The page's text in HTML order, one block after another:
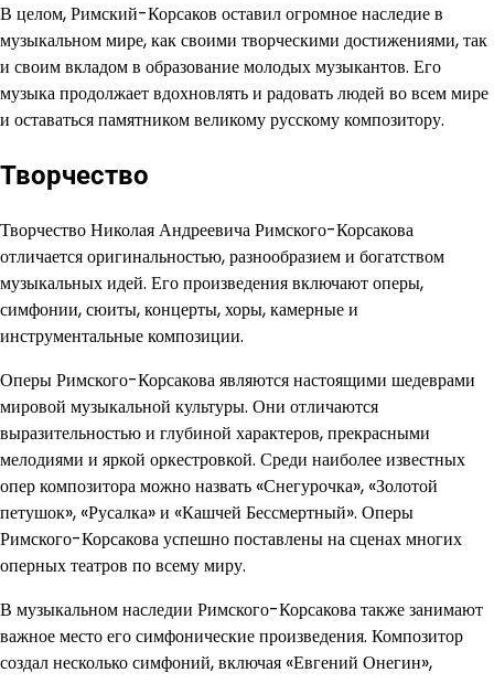
В целом, Римский-Корсаков оставил огромное наследие в
музыкальном мире, как своими творческими достижениями, так
и своим вкладом в образование молодых музыкантов. Его
музыка продолжает вдохновлять и радовать людей во всем мире
и оставаться памятником великому русскому композитору.
Творчество
Творчество Николая Андреевича Римского-Корсакова
отличается оригинальностью, разнообразием и богатством
музыкальных идей. Его произведения включают оперы,
симфонии, сюиты, концерты, хоры, камерные и
инструментальные композиции.
Оперы Римского-Корсакова являются настоящими шедеврами
мировой музыкальной культуры. Они отличаются
выразительностью и глубиной характеров, прекрасными
мелодиями и яркой оркестровкой. Среди наиболее известных
опер композитора можно назвать «Снегурочка», «Золотой
петушок», «Русалка» и «Кашчей Бессмертный». Оперы
Римского-Корсакова успешно поставлены на сценах многих
оперных театров по всему миру.
В музыкальном наследии Римского-Корсакова также занимают
важное место его симфонические произведения. Композитор
создал несколько симфоний, включая «Евгений Онегин»,